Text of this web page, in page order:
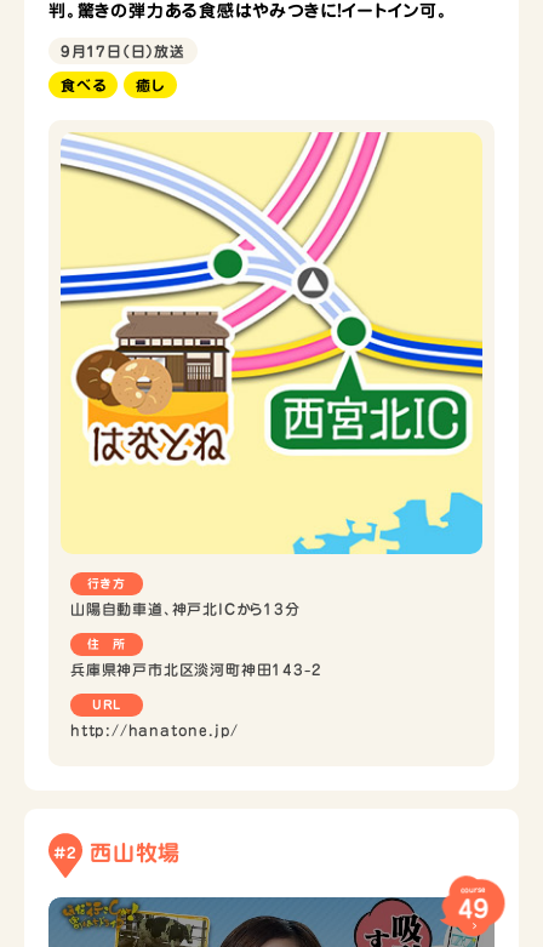
判。驚きの弾力ある食感はやみつきに！イートイン可。
9月17日（日）放送
食べる 癒し
行き方
山陽自動車道、神戸北ICから13分
住 所
兵庫県神戸市北区淡河町神田143-2
URL
http://hanatone.jp/
#2 西山牧場
course
49